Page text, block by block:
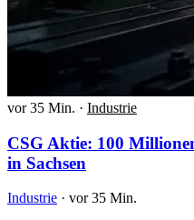
vor 35 Min. · Industrie
CSG Aktie: 100
in Sachsen
Industrie · vor 35 Min.